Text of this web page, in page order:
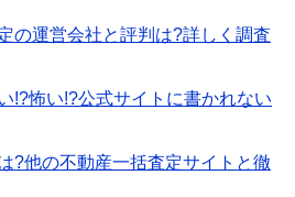
の運営会社と評判は?詳しく調査
!?怖い!?公式サイトに書かれない
?他の不動産一括査定サイトと徹